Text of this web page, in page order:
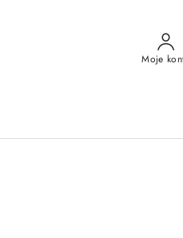
Moje